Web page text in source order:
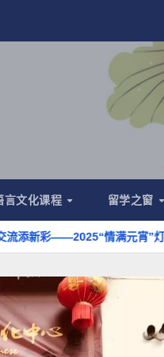
言文化课程 留学之窗
情满元宵”灯会圆满举办